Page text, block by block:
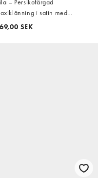
i satin med
och draperad
SEK